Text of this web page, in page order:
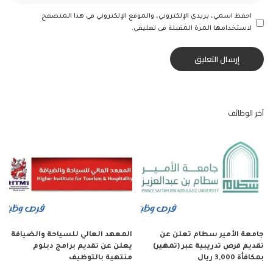
احفظ اسمي، بريدي الإلكتروني، والموقع الإلكتروني في هذا المتصفح
لاستخدامها المرة المقبلة في تعليقي.
آخر الوظائف
جامعة الأمير سطام تعلن عن
تقديم فرص تدريبية عبر (تمهير)
بمكافأة 3,000 ريال
المعهد العالي للسياحة والضيافة
يعلن عن تقديم برامج دبلوم
منتهية بالتوظيف